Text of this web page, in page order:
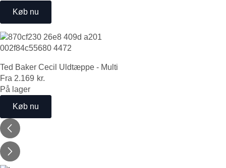
Køb nu
Ted Baker Cecil Uldtæppe - Multi
Fra 2.169 kr.
På lager
Køb nu